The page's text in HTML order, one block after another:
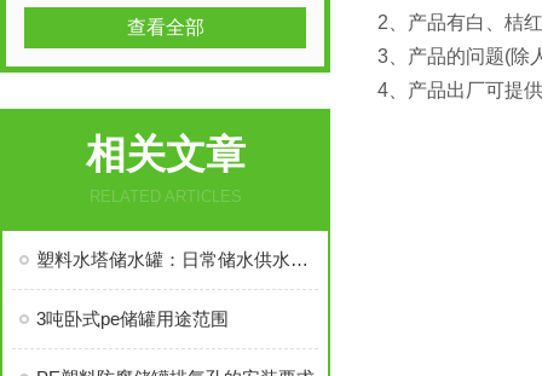
查看全部
相关文章
RELATED ARTICLES
塑料水塔储水罐：日常储水供水的实用储水设备
3吨卧式pe储罐用途范围
2、产品有白、
3、产品的问题(
4、产品出厂可提